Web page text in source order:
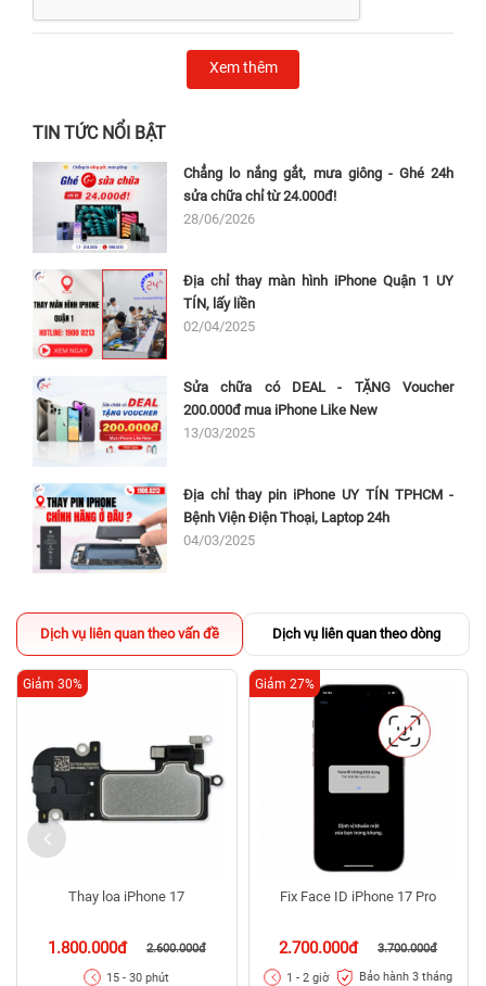
Xem thêm
TIN TỨC NỔI BẬT
Chẳng lo nắng gắt, mưa giông - Ghé 24h
sửa chữa chỉ từ 24.000đ!
28/06/2026
Địa chỉ thay màn hình iPhone Quận 1 UY
TÍN, lấy liền
02/04/2025
Sửa chữa có DEAL - TẶNG Voucher
200.000đ mua iPhone Like New
13/03/2025
Địa chỉ thay pin iPhone UY TÍN TPHCM -
Bệnh Viện Điện Thoại, Laptop 24h
04/03/2025
Dịch vụ liên quan theo vấn đề Dịch vụ liên quan theo dòng
Thay loa iPhone 17
1.800.000đ 2.600.000đ
Giảm 30%
15 - 30 phút
Fix Face ID iPhone 17 Pro
2.700.000đ 3.700.000đ
Giảm 27%
1 - 2 giờ Bảo hành 3 tháng